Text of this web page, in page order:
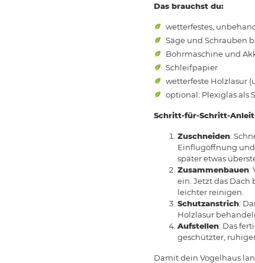
Das brauchst du:
wetterfestes,
Säge und Schrauben
Bohrmaschine und
Schleifpapier
wetterfeste Holzlasur
optional: Plexiglas als
Schritt-für-Schritt-
Zuschneiden:
Einflugöffnung und
später etwas
Zusammenbauen:
ein. Jetzt das Dach
leichter reinigen.
Schutzanstrich:
Holzlasur
Aufstellen: Das
geschützter,
Damit dein Vogelhaus